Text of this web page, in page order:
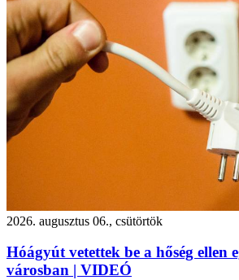
2026. augusztus 06., csütörtök
Hóágyút vetettek be a hőség ellen
városban | VIDEÓ